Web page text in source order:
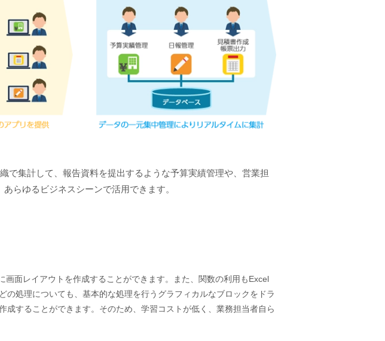
集計して、報告資料を提出するような予算実績管理や、営業担
らゆるビジネスシーンで活用できます。
面レイアウトを作成することができます。また、関数の利用もExcel
処理についても、基本的な処理を行うグラフィカルなブロックをドラ
することができます。そのため、学習コストが低く、業務担当者自ら